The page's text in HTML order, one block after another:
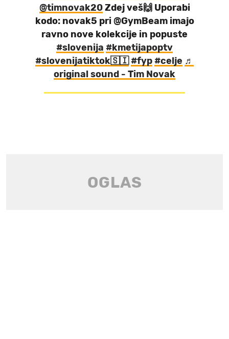
@timnovak20Zdej veš🙌 Uporabi
kodo: novak5 pri @GymBeam imajo
ravno nove kolekcije in popuste
#slovenija #kmetijapoptv
#slovenijatiktok🇸🇮#fyp#celje ♬
original sound - Tim Novak